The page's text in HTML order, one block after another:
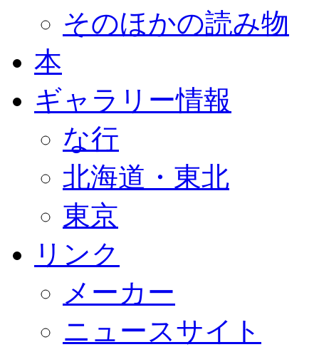
そのほかの読み物
本
ギャラリー情報
な行
北海道・東北
東京
リンク
メーカー
ニュースサイト